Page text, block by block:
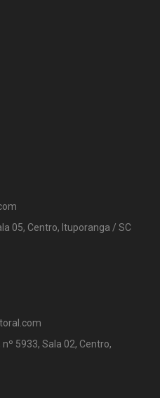
05, Centro, Ituporanga / SC
5933, Sala 02, Centro,